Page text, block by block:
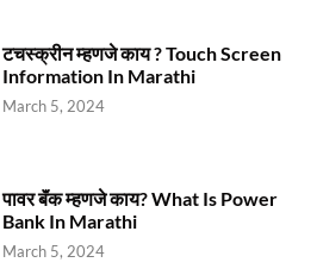
टचस्क्रीन म्हणजे काय ? Touch Screen
Information In Marathi
March 5, 2024
पावर बॅंक म्हणजे काय? What Is Power
Bank In Marathi
March 5, 2024